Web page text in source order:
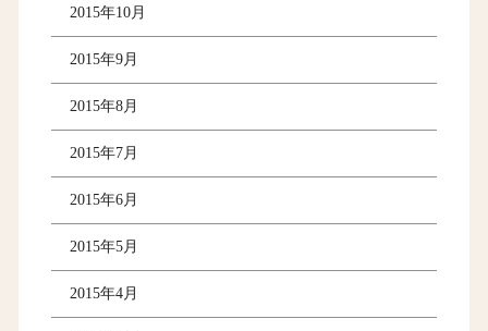
2015年10月
2015年9月
2015年8月
2015年7月
2015年6月
2015年5月
2015年4月